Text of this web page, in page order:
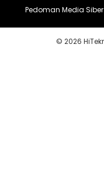
Pedoman Media Siber
© 2026